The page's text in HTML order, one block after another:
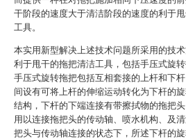
干阶段的速度大于清洁阶段的速度的利于
工具。
本实用新型解决上述技术问题所采用的技
利于甩干的拖把清洁工具，包括手压式旋转
手压式旋转拖把包括互相套接的上杆和下
间设有可将上杆的伸缩运动转化为下杆的
结构，下杆的下端连接有带擦拭物的拖把
用以连接拖把头的传动轴、喷水机构、及
把头与传动轴连接的状态下，所述下杆的